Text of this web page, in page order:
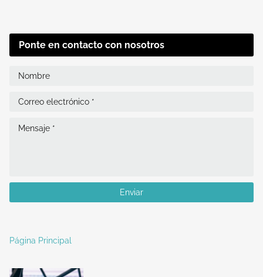
Ponte en contacto con nosotros
Página Principal